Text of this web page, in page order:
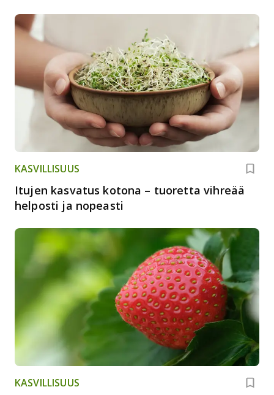
KASVILLISUUS
Itujen kasvatus kotona – tuoretta vihreää
helposti ja nopeasti
KASVILLISUUS